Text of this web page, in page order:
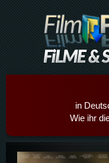
in
Wie ihr